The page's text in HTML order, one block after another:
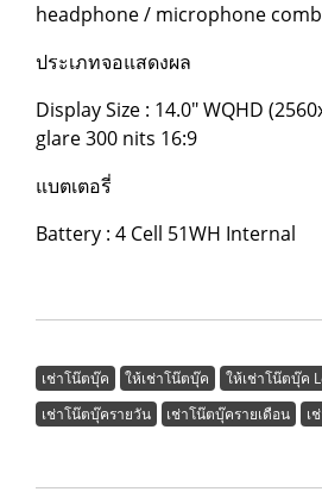
headphone / microphone
ประเภทจอแสดงผล
Display Size : 14.0" WQHD
glare 300 nits 16:9
แบตเตอรี่
Battery : 4 Cell 51WH Internal
เช่าโน๊ตบุ๊ค ให้เช่าโน๊ตบุ๊ค
ให้เช่าโน๊ตบุ๊ค
เช่าโน๊ตบุ๊ครายวัน
เช่าโน๊ตบุ๊ครายเดือน เ